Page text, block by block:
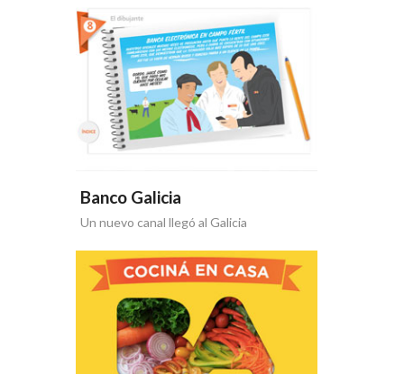
Banco Galicia
Un nuevo canal llegó al Galicia